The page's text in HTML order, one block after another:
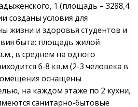
1 (площадь – 3288,4
созданы условия для
жизни и здоровья студентов и
быта: площадь жилой
в среднем на одного
6-8 кв.м (2-3 человека в
оснащены
на каждом этаже по 2 кухни,
санитарно-бытовые